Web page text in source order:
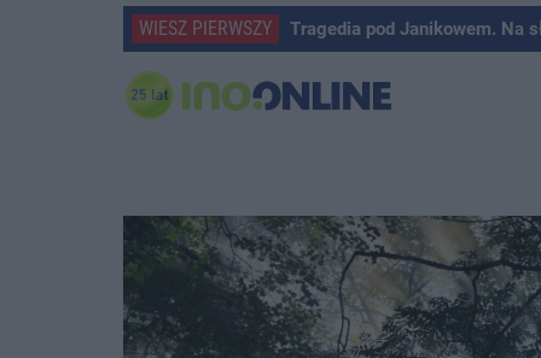
WIESZ PIERWSZY Tragedia pod Janikowem. Na